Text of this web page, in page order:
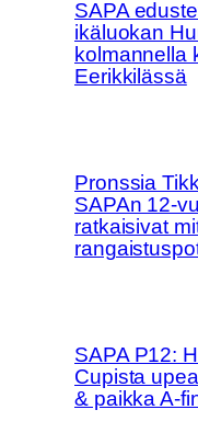
SAPA
ikäluokan
kolmannella
Eerikkilässä
Pronssia
SAPAn 12-
ratkaisivat
SAPA P12:
Cupista
& paikka A-